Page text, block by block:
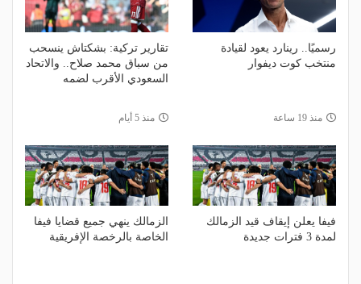
رسميًا.. رينارد يعود لقيادة
منتخب كوت ديفوار
منذ 19 ساعة
تقارير تركية: بشكتاش ينسحب
من سباق محمد صلاح.. والاتحاد
السعودي الأقرب لضمه
منذ 5 أيام
فيفا يعلن إيقاف قيد الزمالك
لمدة 3 فترات جديدة
الزمالك ينهي جميع قضايا فيفا
الخاصة بالرخصة الإفريقية